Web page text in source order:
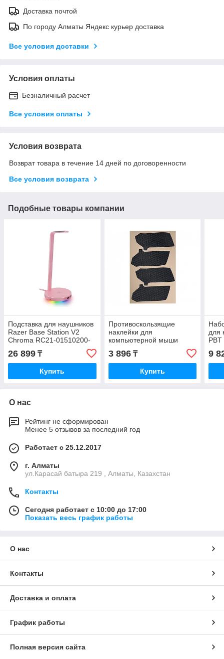
Доставка почтой
По городу Алматы Яндекс курьер доставка
Все условия доставки
Условия оплаты
Безналичный расчет
Все условия оплаты
Условия возврата
Возврат товара в течение 14 дней по договоренности
Все условия возврата
Подобные товары компании
Подставка для наушников
Razer Base Station V2
Chroma RC21-01510200-
26 899 ₸
Купить
Противоскользящие
наклейки для
компьютерной мыши
Razer Mouse Grip Tape
Viper/Viper Ultimate RC30-
02550200-R3M1
3 896₸
Купить
для
9
О нас
Рейтинг не сформирован
Менее 5 отзывов за последний год
Работает с 25.12.2017
г. Алматы
ул.Карасай батыра 219 , Алматы, Казахстан
Контакты
Сегодня работает с 10:00 до 17:00
Показать весь график работы
О нас
Контакты
Доставка и оплата
График работы
Полная версия сайта